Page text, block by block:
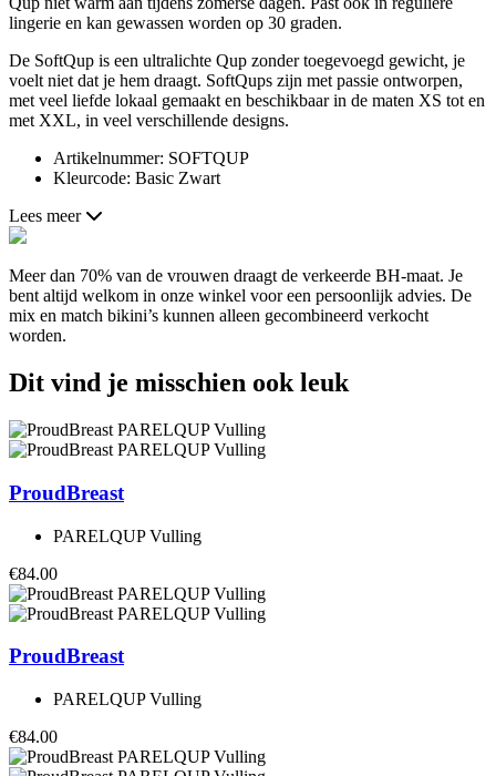
lingerie en kan gewassen worden op 30 graden.
De SoftQup is een ultralichte Qup zonder toegevoegd gewicht, je
voelt niet dat je hem draagt. SoftQups zijn met passie ontworpen,
met veel liefde lokaal gemaakt en beschikbaar in de maten XS tot en
met XXL, in veel verschillende designs.
Artikelnummer: SOFTQUP
Kleurcode: Basic Zwart
Lees meer
Meer dan 70% van de vrouwen draagt de verkeerde BH-maat. Je
bent altijd welkom in onze winkel voor een persoonlijk advies. De
mix en match bikini’s kunnen alleen gecombineerd verkocht
worden.
Dit vind je misschien ook leuk
ProudBreast
PARELQUP Vulling
€84.00
ProudBreast
PARELQUP Vulling
€84.00